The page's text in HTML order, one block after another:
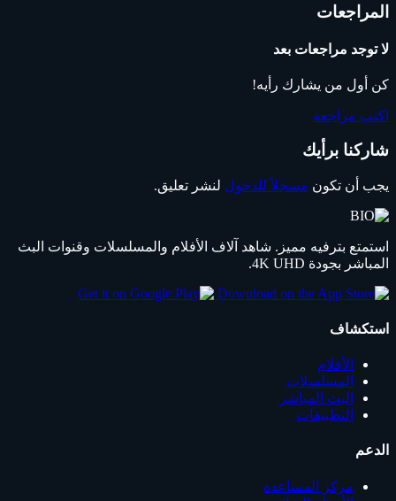
المراجعات
لا توجد مراجعات بعد
كن أول من يشارك رأيه!
اكتب مراجعة
شاركنا برأيك
يجب أن تكون مسجلاً للدخول لنشر تعليق.
استمتع بترفيه مميز. شاهد آلاف الأفلام والمسلسلات وقنوات البث
المباشر بجودة 4K UHD.
استكشاف
الأفلام
المسلسلات
البث المباشر
التطبيقات
الدعم
مركز المساعدة